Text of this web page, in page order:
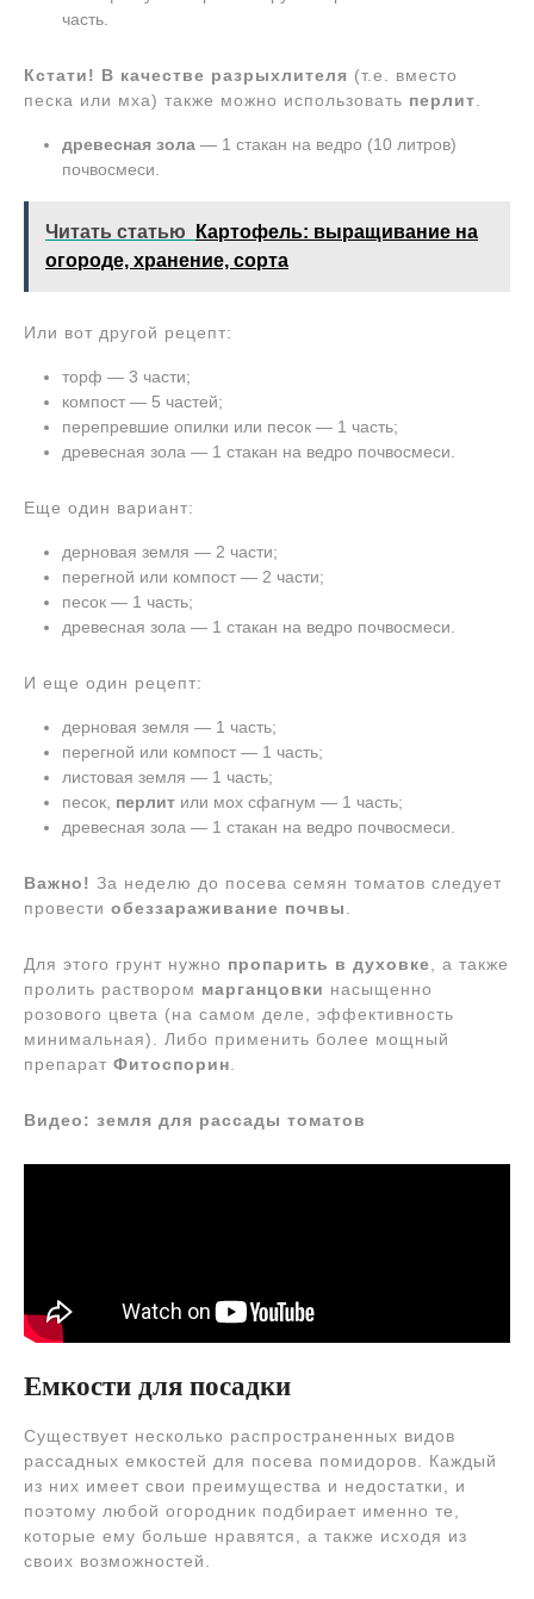
часть.
Кстати! В качестве разрыхлителя (т.е. вместо
песка или мха) также можно использовать перлит
древесная зола — 1 стакан на ведро (10 литров)
почвосмеси.
Читать статью
Картофель: выращивание на
огороде, хранение, сорта
Или вот другой рецепт:
торф — 3 части;
компост — 5 частей;
перепревшие опилки или песок — 1 часть;
древесная зола — 1 стакан на ведро почвосмеси.
Еще один вариант:
дерновая земля — 2 части;
перегной или компост — 2 части;
песок — 1 часть;
древесная зола — 1 стакан на ведро почвосмеси.
И еще один рецепт:
дерновая земля — 1 часть;
перегной или компост — 1 часть;
листовая земля — 1 часть;
песок, перлит или мох сфагнум — 1 часть;
древесная зола — 1 стакан на ведро почвосмеси.
Важно! За неделю до посева семян томатов следует
провести обеззараживание почвы
Для этого грунт нужно пропарить в духовке , а также
пролить раствором марганцовки насыщенно
розового цвета (на самом деле, эффективность
минимальная). Либо применить более мощный
препарат Фитоспорин
Видео: земля для рассады томатов
Емкости для посадки
Существует несколько распространенных видов
рассадных емкостей для посева помидоров. Каждый
из них имеет свои преимущества и недостатки, и
поэтому любой огородник подбирает именно те,
которые ему больше нравятся, а также исходя из
своих возможностей.